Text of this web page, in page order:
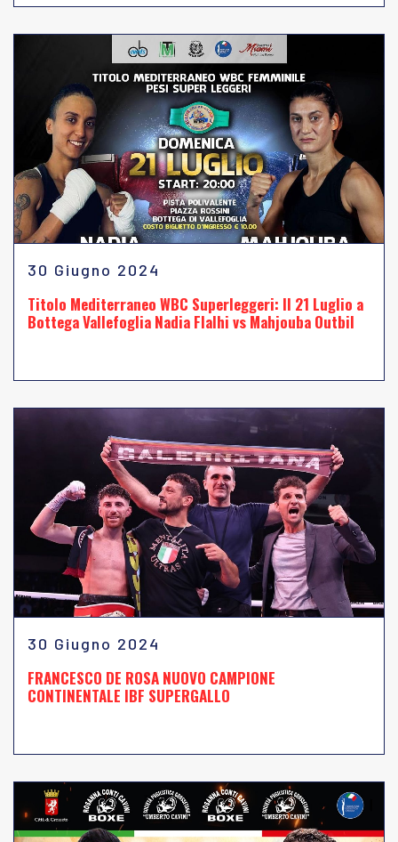
30 Giugno 2024
Titolo Mediterraneo WBC Superleggeri: Il 21 Luglio a
Bottega Vallefoglia Nadia Flalhi vs Mahjouba Outbil
30 Giugno 2024
FRANCESCO DE ROSA NUOVO CAMPIONE
CONTINENTALE IBF SUPERGALLO